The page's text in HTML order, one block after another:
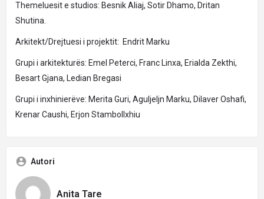
Themeluesit e studios: Besnik Aliaj, Sotir Dhamo, Dritan
Shutina.
Arkitekt/Drejtuesi i projektit: Endrit Marku
Grupi i arkitekturës: Emel Peterci, Franc Linxa, Erialda Zekthi,
Besart Gjana, Ledian Bregasi
Grupi i inxhinierëve: Merita Guri, Aguljeljn Marku, Dilaver Oshafi,
Krenar Caushi, Erjon Stambollxhiu
Autori
Anita Tare